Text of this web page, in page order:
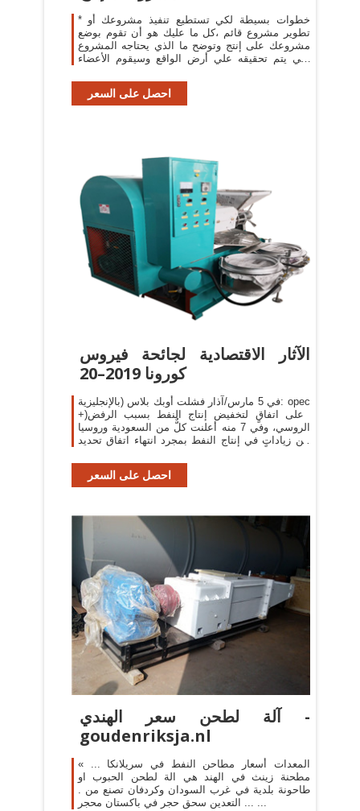
* خطوات بسيطة لكي تستطيع تنفيذ مشروعك أو
تطوير مشروع قائم ،كل ما عليك هو أن تقوم بوضع
مشروعك على إنتج وتوضح ما الذي يحتاجه المشروع
لكي يتم تحقيقه علي أرض الواقع وسيقوم الأعضاء
احصل على السعر
الآثار الاقتصادية لجائحة فيروس
كورونا 2019–20
في 5 مارس/آذار فشلت أوبك بلاس (بالإنجليزية: opec
+)‏ على اتفاقٍ لتخفيض إنتاج النفط بسبب الرفض
الروسي، وفي 7 منه أعلنت كلٌّ من السعودية وروسيا
عن زياداتٍ في إنتاج النفط بمجرد انتهاء اتفاق تحديد
احصل على السعر
آلة لطحن سعر الهندي -
goudenriksja.nl
المعدات أسعار مطاحن النفط في سريلانكا ... »
مطحنة زينث في الهند هي الة لطحن الحبوب او
طاحونة بلدية في غرب السودان وكردفان تصنع من .
... التعدين سحق حجر في باكستان محجر ...